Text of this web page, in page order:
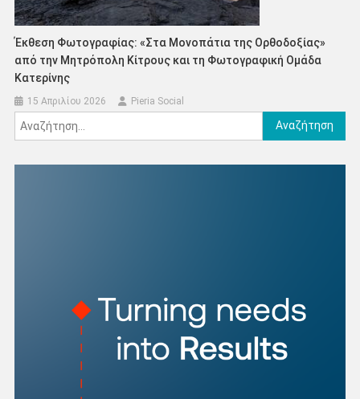
Έκθεση Φωτογραφίας: «Στα Μονοπάτια της Ορθοδοξίας»
από την Μητρόπολη Κίτρους και τη Φωτογραφική Ομάδα
Κατερίνης
15 Απριλίου 2026 Pieria Social
Αναζήτηση
για: